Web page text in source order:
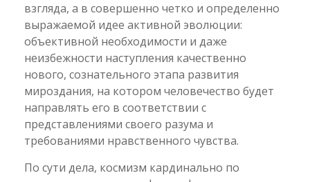
взгляда, а в совершенно четко и определенно
выражаемой идее активной эволюции:
объективной необходимости и даже
неизбежности наступления качественно
нового, сознательного этапа развития
мироздания, на котором человечество будет
направлять его в соответствии с
представлениями своего разума и
требованиями нравственного чувства.
По сути дела, космизм кардинально по